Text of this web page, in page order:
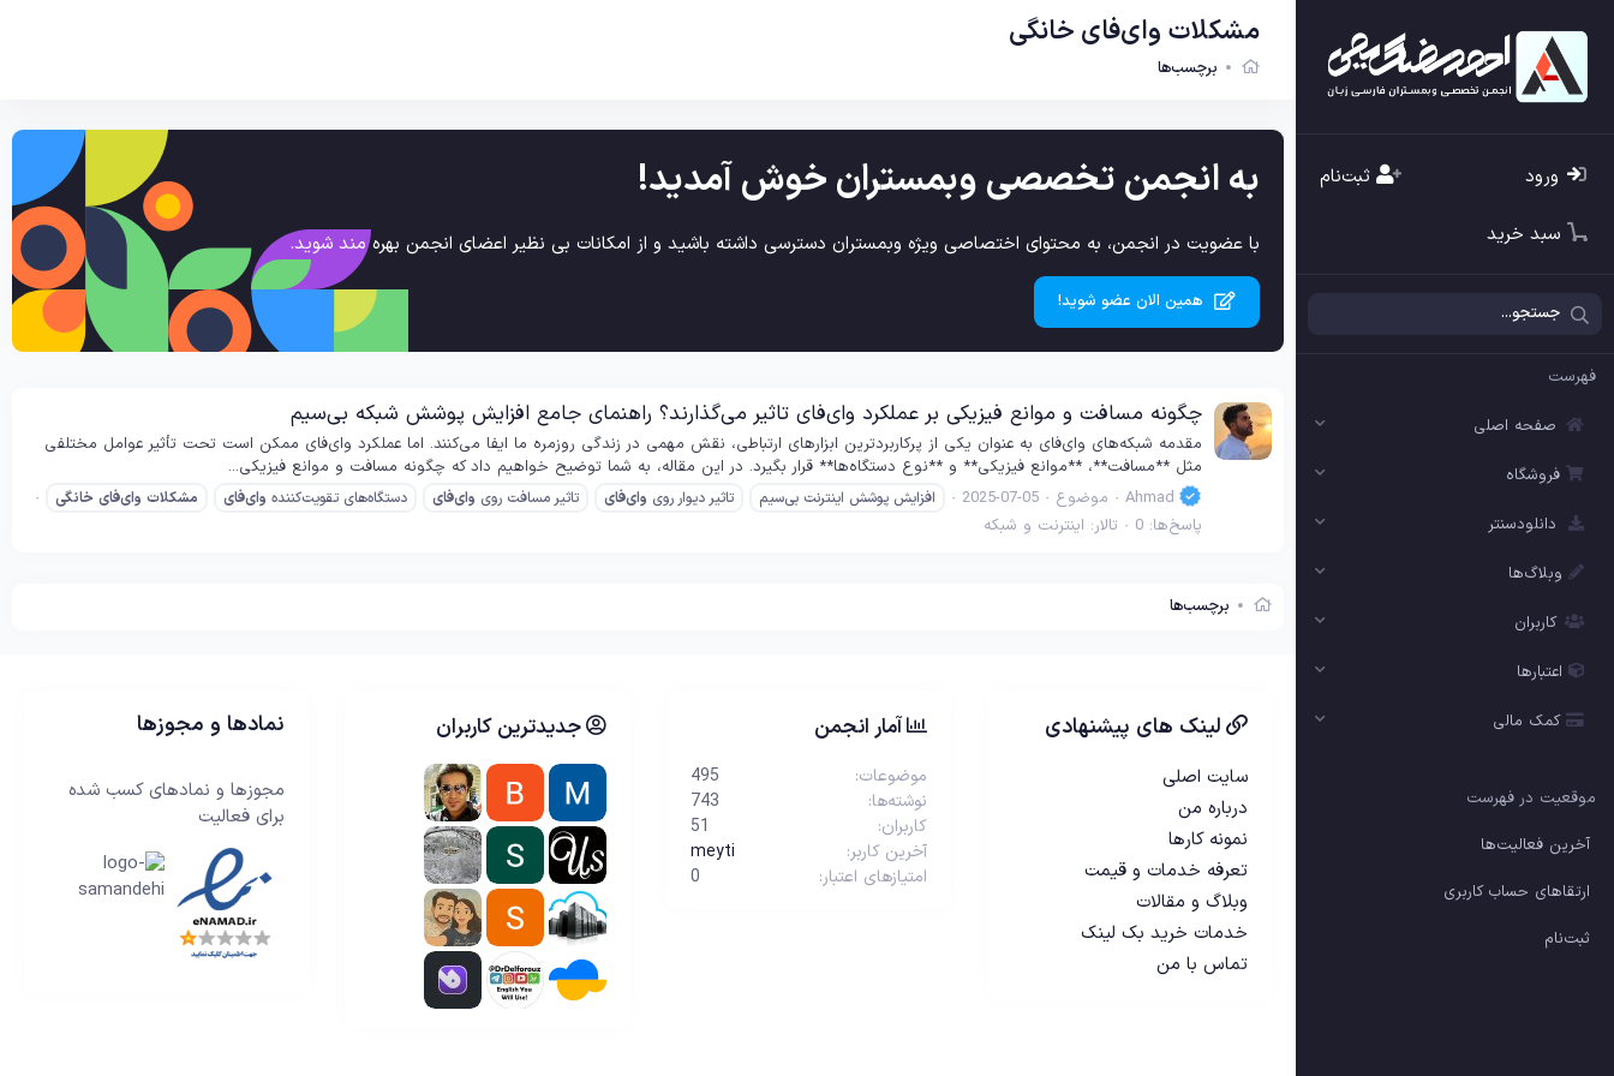
ورود ثبت‌نام
سبد خرید
فهرست
صفحه اصلی
فروشگاه
دانلودسنتر
وبلاگ‌ها
کاربران
اعتبارها
کمک مالی
موقعیت در فهرست
آخرین فعالیت‌ها
ارتقاهای حساب کاربری
ثبت‌نام
مشکلات وای‌فای خانگی
برچسب‌ها
به انجمن تخصصی وبمستران خوش آمدید!
با عضویت در انجمن، به محتوای اختصاصی ویژه وبمستران دسترسی داشته باشید و از امکانات بی نظیر اعضای انجمن بهره مند شوید.
همین الان عضو شوید!
چگونه مسافت و موانع فیزیکی بر عملکرد وای‌فای تاثیر می‌گذارند؟ راهنمای جامع افزایش پوشش شبکه بی‌سیم
مقدمه شبکه‌های وای‌فای به عنوان یکی از پرکاربردترین ابزارهای ارتباطی، نقش مهمی در زندگی روزمره ما ایفا می‌کنند. اما عملکرد وای‌فای ممکن است تحت تأثیر عوامل مختلفی
مثل **مسافت**، **موانع فیزیکی** و **نوع دستگاه‌ها** قرار بگیرد. در این مقاله، به شما توضیح خواهیم داد که چگونه مسافت و موانع فیزیکی...
Ahmad
موضوع 2025-07-05 افزایش پوشش اینترنت بی‌سیم تاثیر دیوار روی وای‌فای تاثیر مسافت روی وای‌فای دستگاه‌های تقویت‌کننده وای‌فای مشکلات وای‌فای خانگی
پاسخ‌ها: 0 تالار: اینترنت و شبکه
برچسب‌ها
لینک های پیشنهادی
سایت اصلی
درباره من
نمونه کارها
تعرفه خدمات و قیمت
وبلاگ و مقالات
خدمات خرید بک لینک
تماس با من
آمار انجمن
موضوعات
495
نوشته‌ها
743
کاربران
51
آخرین کاربر
meyti
امتیازهای اعتبار
0
جدیدترین کاربران نمادها و مجوزها
مجوزها و نمادهای کسب شده
برای فعالیت